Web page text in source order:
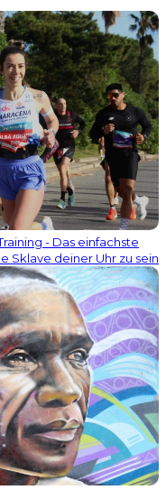
- Das einfachste
Sklave deiner Uhr zu sein